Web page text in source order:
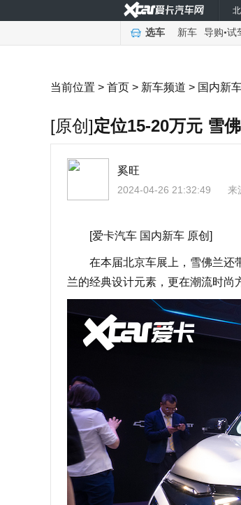
选车 新车 导购•试
当前位置 > 首页 > 新车频道 > 国内新
[原创]定位15-20万元 雪
奚旺
2024-04-26 21:32:49 来
[爱卡汽车 国内新车 原创]
在本届北京车展上，雪佛兰还带
兰的经典设计元素，更在潮流时尚